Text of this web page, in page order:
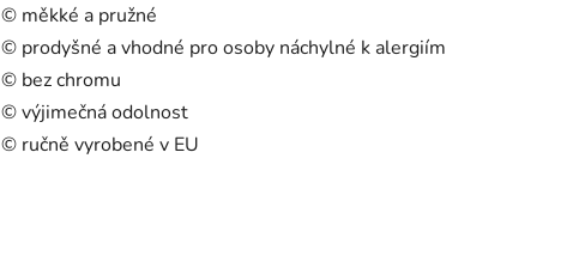
© měkké a pružné
© prodyšné a vhodné pro osoby náchylné k alergiím
© bez chromu
© výjimečná odolnost
© ručně vyrobené v EU